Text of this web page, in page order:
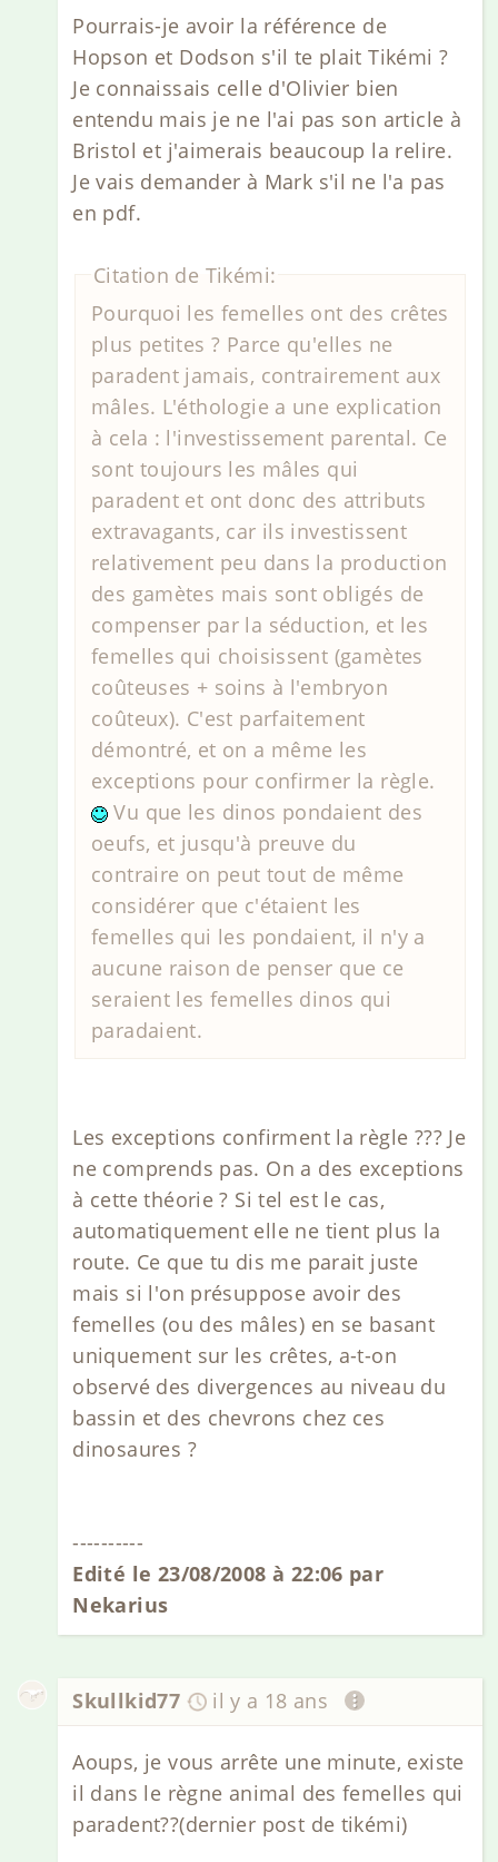
Pourrais-je avoir la référence de
Hopson et Dodson s'il te plait Tikémi ?
Je connaissais celle d'Olivier bien
entendu mais je ne l'ai pas son article à
Bristol et j'aimerais beaucoup la relire.
Je vais demander à Mark s'il ne l'a pas
en pdf.
Citation de Tikémi:
Pourquoi les femelles ont des crêtes
plus petites ? Parce qu'elles ne
paradent jamais, contrairement aux
mâles. L'éthologie a une explication
à cela : l'investissement parental. Ce
sont toujours les mâles qui
paradent et ont donc des attributs
extravagants, car ils investissent
relativement peu dans la production
des gamètes mais sont obligés de
compenser par la séduction, et les
femelles qui choisissent (gamètes
coûteuses + soins à l'embryon
coûteux). C'est parfaitement
démontré, et on a même les
exceptions pour confirmer la règle.
Vu que les dinos pondaient des
oeufs, et jusqu'à preuve du
contraire on peut tout de même
considérer que c'étaient les
femelles qui les pondaient, il n'y a
aucune raison de penser que ce
seraient les femelles dinos qui
paradaient.
Les exceptions confirment la règle ??? Je
ne comprends pas. On a des exceptions
à cette théorie ? Si tel est le cas,
automatiquement elle ne tient plus la
route. Ce que tu dis me parait juste
mais si l'on présuppose avoir des
femelles (ou des mâles) en se basant
uniquement sur les crêtes, a-t-on
observé des divergences au niveau du
bassin et des chevrons chez ces
dinosaures ?
----------
Edité le 23/08/2008 à 22:06 par
Nekarius
Skullkid77 il y a 18 ans
Aoups, je vous arrête une minute, existe
il dans le règne animal des femelles qui
paradent??(dernier post de tikémi)